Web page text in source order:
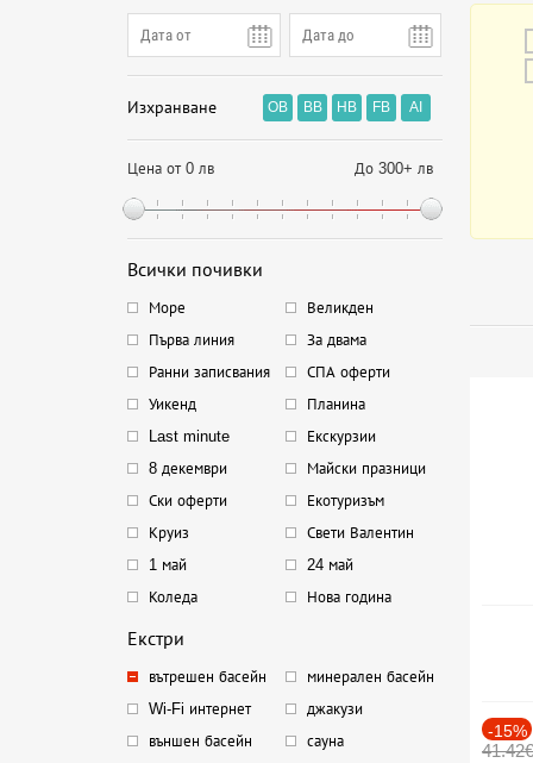
Изхранване OB BB HB FB AI
Цена от 0 лв До 300+ лв
Всички почивки
Море
Великден
Първа линия
За двама
Ранни записвания
СПА оферти
Уикенд
Планина
Last minute
Екскурзии
8 декември
Майски празници
Ски оферти
Екотуризъм
Круиз
Свети Валентин
1 май
24 май
Коледа
Нова година
Екстри
вътрешен басейн
минерален басейн
Wi-Fi интернет
джакузи
външен басейн
сауна
-15%
41.42€